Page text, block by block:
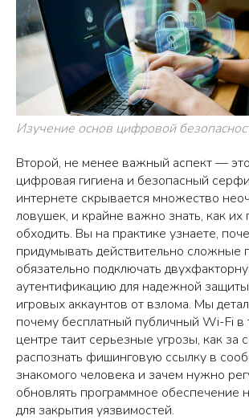
Изучение основ цифровой
Второй, не менее важный аспект — это
цифровая гигиена и безопасный
интернете скрывается множество
ловушек, и крайне важно знать, как их
обходить. Вы на практике узнаете,
придумывать действительно сложные
обязательно подключать
аутентификацию для надежной
игровых аккаунтов от взлома. Мы
почему бесплатный публичный Wi-Fi в
центре таит серьезные угрозы, как за
распознать фишинговую ссылку в
знакомого человека и зачем нужно
обновлять программное обеспечение
для закрытия уязвимостей.